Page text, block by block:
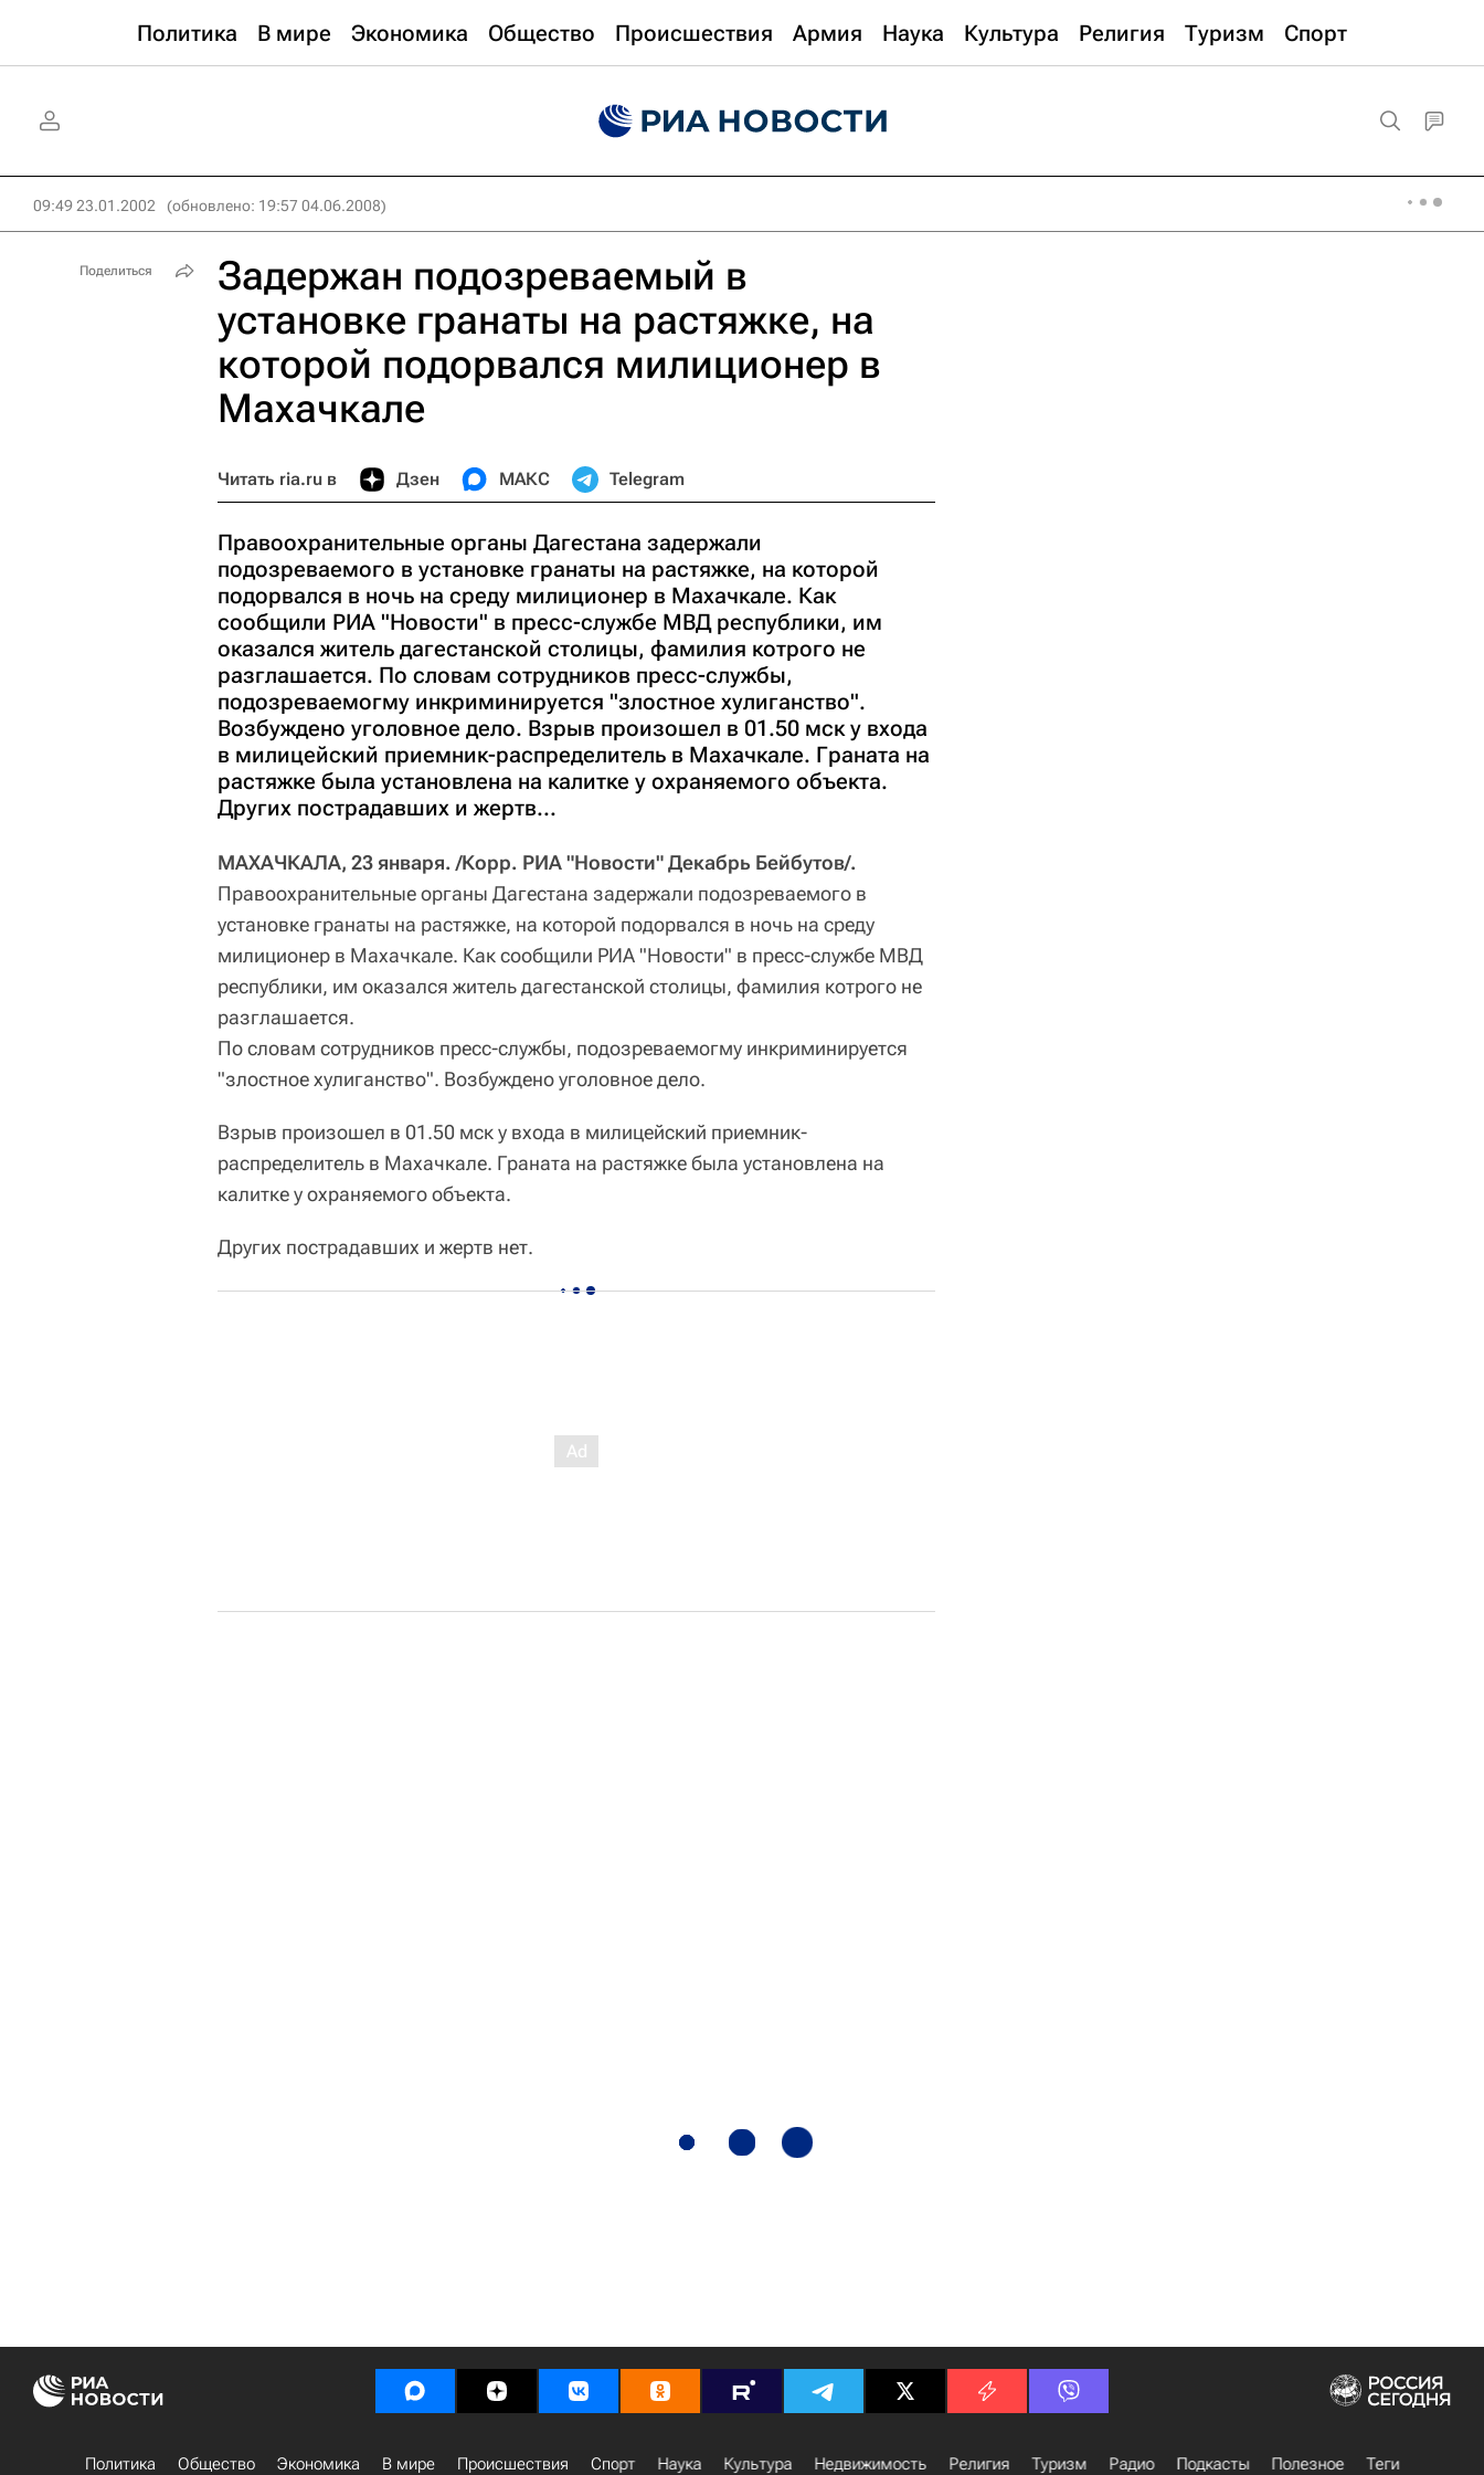
Политика В мире Экономика Общество Происшествия Армия Наука Культура Религия Туризм Спорт
09:49 23.01.2002 (обновлено: 19:57 04.06.2008)
Задержан подозреваемый в
установке гранаты на растяжке, на
которой подорвался милиционер в
Махачкале
Читать ria.ru в Дзен МАКС Telegram
Правоохранительные органы Дагестана задержали
подозреваемого в установке гранаты на растяжке, на которой
подорвался в ночь на среду милиционер в Махачкале. Как
сообщили РИА "Новости" в пресс-службе МВД республики, им
оказался житель дагестанской столицы, фамилия котрого не
разглашается. По словам сотрудников пресс-службы,
подозреваемогму инкриминируется "злостное хулиганство".
Возбуждено уголовное дело. Взрыв произошел в 01.50 мск у входа
в милицейский приемник-распределитель в Махачкале. Граната на
растяжке была установлена на калитке у охраняемого объекта.
Других пострадавших и жертв...
МАХАЧКАЛА, 23 января. /Корр. РИА "Новости" Декабрь Бейбутов/.
Правоохранительные органы Дагестана задержали подозреваемого в
установке гранаты на растяжке, на которой подорвался в ночь на среду
милиционер в Махачкале. Как сообщили РИА "Новости" в пресс-службе МВД
республики, им оказался житель дагестанской столицы, фамилия котрого не
разглашается.
По словам сотрудников пресс-службы, подозреваемогму инкриминируется
"злостное хулиганство". Возбуждено уголовное дело.
Взрыв произошел в 01.50 мск у входа в милицейский приемник-
распределитель в Махачкале. Граната на растяжке была установлена на
калитке у охраняемого объекта.
Других пострадавших и жертв нет.
Поделиться
Политика Общество Экономика В мире Происшествия Спорт Наука Культура Недвижимость Религия Туризм Радио Подкасты Полезное Теги